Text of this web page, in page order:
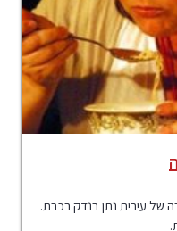
של עירית נתן בנדק רכבת.